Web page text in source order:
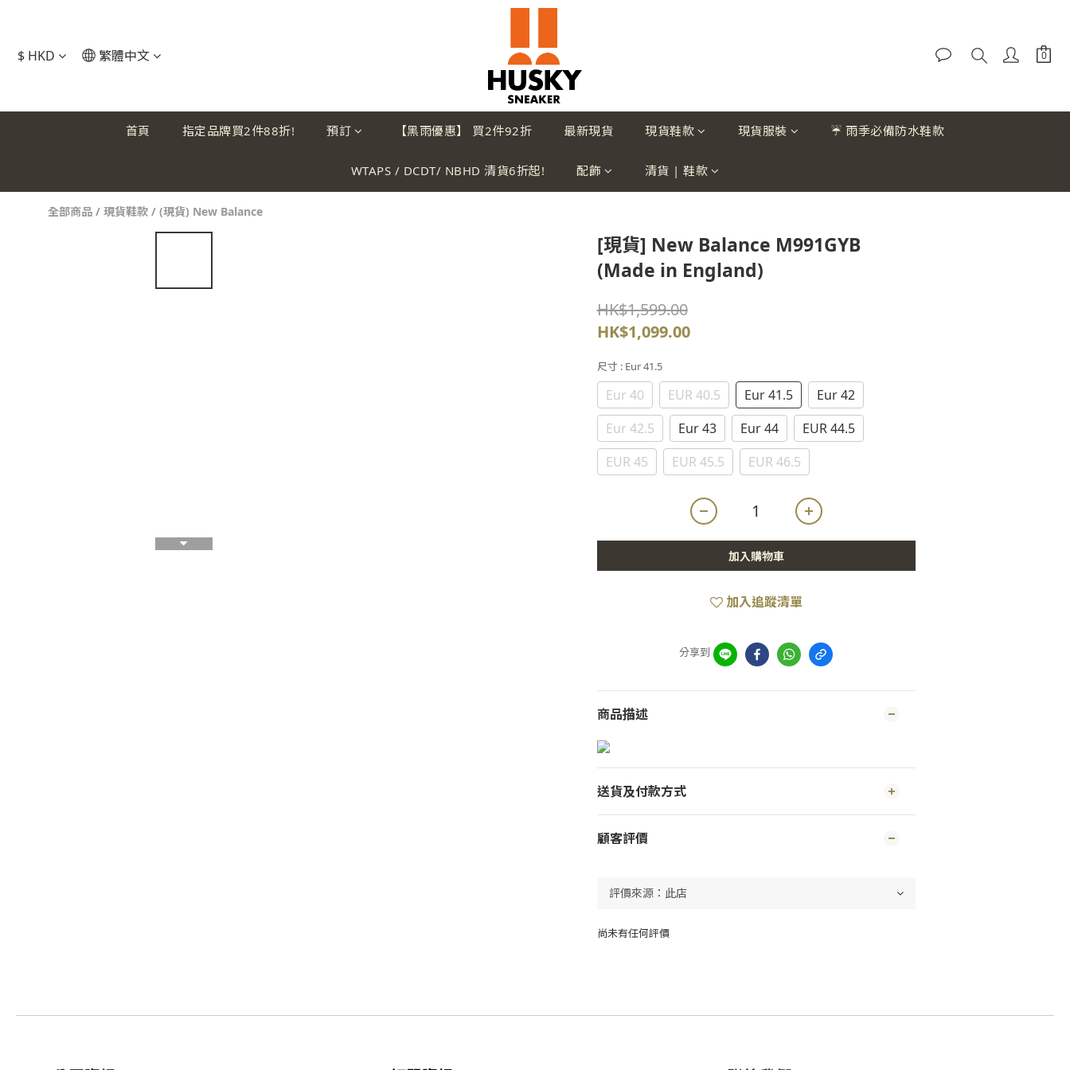
$ HKD 繁體中文
首頁 指定品牌買2件88折! 預訂 【黑雨優惠】 買2件92折 最新現貨 現貨鞋款 現貨服裝 ☔ 雨季必備防水鞋款
WTAPS / DCDT/ NBHD 清貨6折起! 配飾 清貨 | 鞋款
全部商品 / 現貨鞋款 / (現貨) New Balance
[現貨] New Balance M991GYB
(Made in England)
HK$1,599.00
HK$1,099.00
尺寸 : Eur 41.5
Eur 40 EUR 40.5 Eur 41.5
Eur 42
Eur 42.5
Eur 43 Eur 44
EUR 44.5
EUR 45
EUR 45.5 EUR 46.5
加入購物車
加入追蹤清單
分享到
商品描述
送貨及付款方式
顧客評價
尚未有任何評價